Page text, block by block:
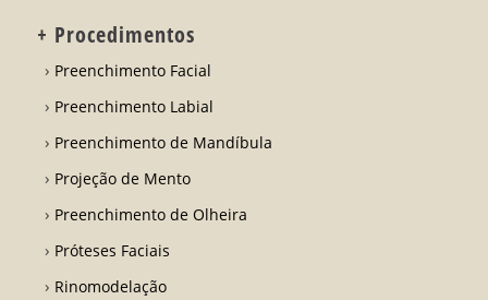
+ Procedimentos
Preenchimento Facial
Preenchimento Labial
Preenchimento de Mandíbula
Projeção de Mento
Preenchimento de Olheira
Próteses Faciais
Rinomodelação